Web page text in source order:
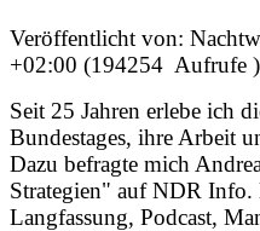
Veröffentlicht von:
+02:00 (194254 Aufrufe )
Seit 25 Jahren erlebe ich
Bundestages, ihre Arbeit
Dazu befragte mich
Strategien" auf NDR
Langfassung, Podcast,